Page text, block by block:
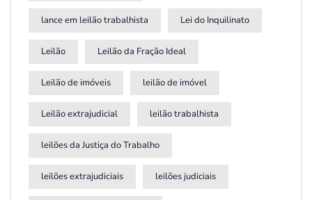
lance em leilão trabalhista Lei do Inquilinato
Leilão Leilão da Fração Ideal
Leilão de imóveis leilão de imóvel
Leilão extrajudicial leilão trabalhista
leilões da Justiça do Trabalho
leilões extrajudiciais leilões judiciais